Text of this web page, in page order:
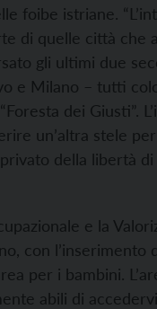
foibe istriane.
di quelle città che
gli ultimi due
e Milano – tutti
dei Giusti”.
un’altra stele
della libertà
e la
con l’inserimento
per i bambini.
abili di